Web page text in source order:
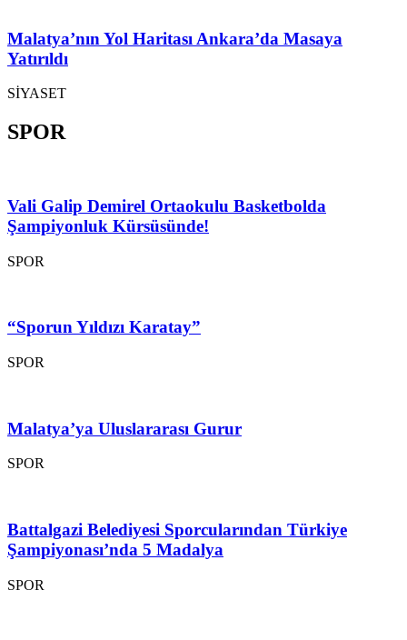
Malatya’nın Yol Haritası Ankara’da Masaya
Yatırıldı
SİYASET
SPOR
Vali Galip Demirel Ortaokulu Basketbolda
Şampiyonluk Kürsüsünde!
SPOR
“Sporun Yıldızı Karatay”
SPOR
Malatya’ya Uluslararası Gurur
SPOR
Battalgazi Belediyesi Sporcularından Türkiye
Şampiyonası’nda 5 Madalya
SPOR